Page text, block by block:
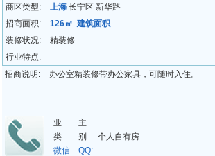
商区类型: 上海 长宁区 新华路
招商面积:
126㎡ 建筑面积
装修状况:
精装修
行业特点:
招商说明:
办公室精装修带办公家具，可随时入住。
业 主: -
类 别:
个人自有房
微信 QQ: